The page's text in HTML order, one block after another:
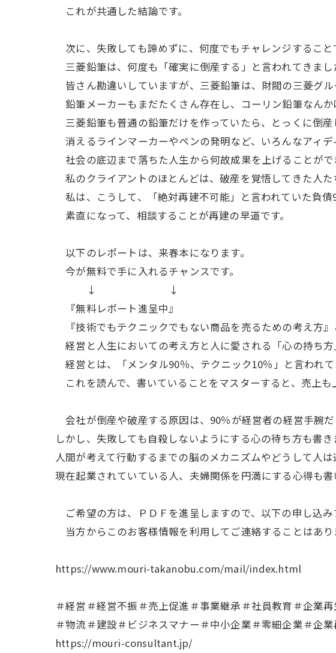
これが共通した結論です。
次に、失敗しても諦めずに、何度でもチャレンジすること
三菱鉛筆は、何度も「確実に倒産する」と言われてきまし
皆さん勘違いしていますが、三菱鉛筆は、財閥の三菱グル
鉛筆メーカーもまだたくさん存在し、コーリン鉛筆なんか
三菱鉛筆も普通の鉛筆だけを作っていたら、とっくに倒産
消えるラインマーカーやペンの発明など、いろんなアィデ
社会の底辺まで落ちた人生から何故成果を上げることが
私のクライアントのほとんどは、破産を覚悟してきた人た
私は、こうして、「絶対再建不可能」と言われていた負債
素直になって、相談することが再建の早道です。
以下のレポートは、来春本になります。
今が無料で手に入れるチャンスです。
↓ ↓
『無料レポート進呈中』
『技術でもテクニックでもない商品を売るための考え方』
経営と人生においての考え方と人に愛される「心の持ち方
経営とは、「メンタル90％、テクニック10％」と言われて
これを読んで、書いていることをマスターすると、売上も
会社が倒産や破産する原因は、90％が経営者の経営手腕だ
しかし、失敗しても自殺しないようにする心の待ち方も書き
人間が考えて行動するまでの脳のメカニズムやどうして人
現在起業されていている人、夫婦関係を円満にする心得も書
ご希望の方は、ＰＤＦを進呈しますので、以下の申し込み
当方からこのお客様情報を利用してご連絡することはあり
https://www.mouri-takanobu.com/mail/index.html
＃経営＃経営不振＃売上促進＃事業継承＃社員教育＃企業
＃物流＃建設＃ビジネスマナー＃中小企業＃零細企業＃企
https://mouri-consultant.jp/